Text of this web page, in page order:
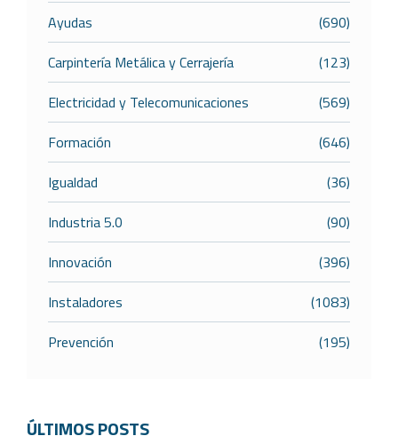
Ayudas
(690)
Carpintería Metálica y Cerrajería
(123)
Electricidad y Telecomunicaciones
(569)
Formación
(646)
Igualdad
(36)
Industria 5.0
(90)
Innovación
(396)
Instaladores
(1083)
Prevención
(195)
ÚLTIMOS POSTS